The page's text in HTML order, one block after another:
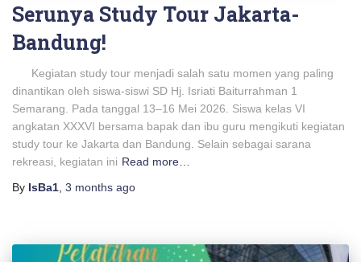
Serunya Study Tour Jakarta-
Bandung!
Kegiatan study tour menjadi salah satu momen yang paling
dinantikan oleh siswa-siswi SD Hj. Isriati Baiturrahman 1
Semarang. Pada tanggal 13–16 Mei 2026. Siswa kelas VI
angkatan XXXVI bersama bapak dan ibu guru mengikuti kegiatan
study tour ke Jakarta dan Bandung. Selain sebagai sarana
rekreasi, kegiatan ini Read more…
By IsBa1, 3 months ago